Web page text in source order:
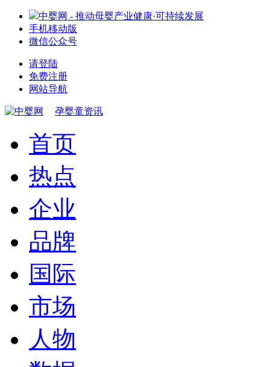
中婴网 - 推动母婴产业健康·可持续发展
手机移动版
微信公众号
请登陆
免费注册
网站导航
孕婴童资讯
首页
热点
企业
品牌
国际
市场
人物